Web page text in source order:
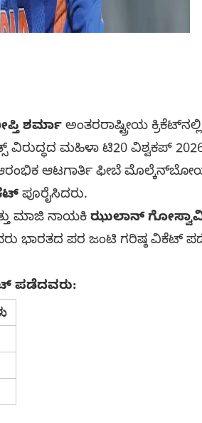
ಶರ್ಮಾಅಂತರರಾಷ್ಟ್ರೀಯ
ವಿರುದ್ಧದ ಮಹಿಳಾ ಟಿ20 ವಿಶ್ವಕಪ್
ಆರಂಭಿಕ ಆಟಗಾರ್ತಿ ಫೀಬೆ
ಪೂರೈಸಿದರು.
ಮಾಜಿ ನಾಯಕಿಝುಲಾನ್
ಭಾರತದ ಪರ ಜಂಟಿ ಗರಿಷ್ಠ ವಿಕೆಟ್
ಪಡೆದವರು: